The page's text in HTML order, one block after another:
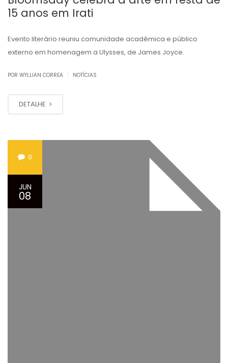
15 anos em Irati
Evento literário reuniu comunidade acadêmica e público
externo em homenagem a Ulysses, de James Joyce.
POR WYLLIAN CORREA NOTÍCIAS
DETALHE
0
JUN
08